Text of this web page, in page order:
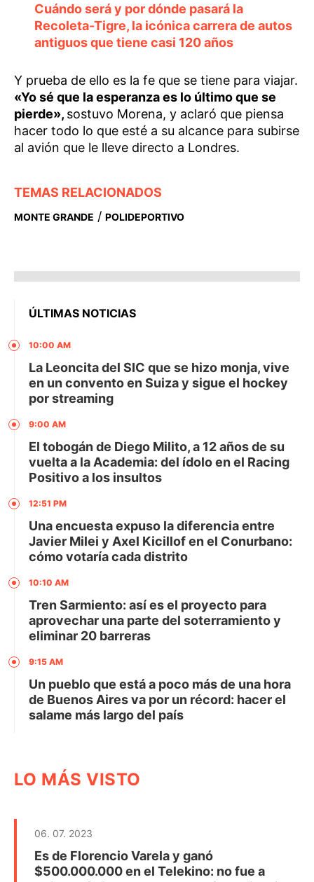
Cuándo será y por dónde pasará la
Recoleta-Tigre, la icónica carrera de autos
antiguos que tiene casi 120 años
Y prueba de ello es la fe que se tiene para viajar.
«Yo sé que la esperanza es lo último que se
pierde», sostuvo Morena, y aclaró que piensa
hacer todo lo que esté a su alcance para subirse
al avión que le lleve directo a Londres.
TEMAS RELACIONADOS
MONTE GRANDE / POLIDEPORTIVO
ÚLTIMAS NOTICIAS
10:00 AM
La Leoncita del SIC que se hizo monja, vive
en un convento en Suiza y sigue el hockey
por streaming
9:00 AM
El tobogán de Diego Milito, a 12 años de su
vuelta a la Academia: del ídolo en el Racing
Positivo a los insultos
12:51 PM
Una encuesta expuso la diferencia entre
Javier Milei y Axel Kicillof en el Conurbano:
cómo votaría cada distrito
10:10 AM
Tren Sarmiento: así es el proyecto para
aprovechar una parte del soterramiento y
eliminar 20 barreras
9:15 AM
Un pueblo que está a poco más de una hora
de Buenos Aires va por un récord: hacer el
salame más largo del país
LO MÁS VISTO
06. 07. 2023
Es de Florencio Varela y ganó
$500.000.000 en el Telekino: no fue a